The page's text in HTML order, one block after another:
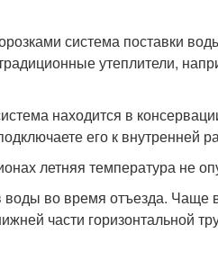
система поставки
утеплители,
находится в
его к внутренней
летняя температура не
во время отъезда. Чаще
части горизонтальной